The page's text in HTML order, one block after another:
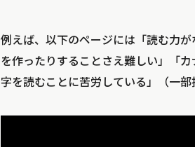
例えば、以下のページには「読む力
を作ったりすることさえ難しい」「
字を読むことに苦労している」（一部